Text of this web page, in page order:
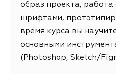
образ проекта, работа
шрифтами,
время курса вы
основными
(Photoshop, Sketch/